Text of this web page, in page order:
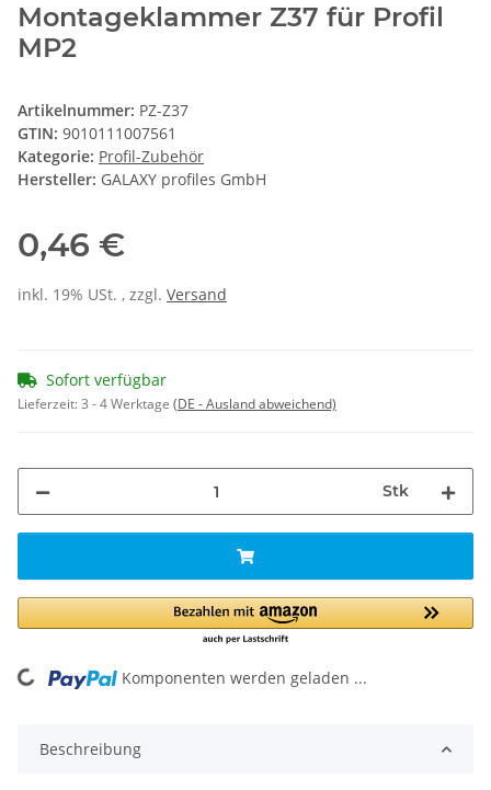
Montageklammer Z37 für Profil
MP2
Artikelnummer: PZ-Z37
GTIN: 9010111007561
Kategorie: Profil-Zubehör
Hersteller: GALAXY profiles GmbH
0,46 €
inkl. 19% USt. , zzgl. Versand
Sofort verfügbar
Lieferzeit:3 - 4 Werktage (DE - Ausland abweichend)
Stk
Loading... Komponenten werden geladen ...
Beschreibung